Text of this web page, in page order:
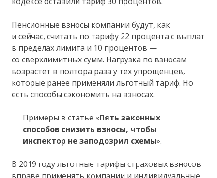
Пенсионные взносы компании будут, как
и сейчас, считать по тарифу 22 процента с выплат
в пределах лимита и 10 процентов —
со сверхлимитных сумм. Нагрузка по взносам
возрастет в полтора раза у тех упрощенцев,
которые ранее применяли льготный тариф. Но
есть способы сэкономить на взносах.
Примеры в статье «Пять законных
способов снизить взносы, чтобы
инспектор не заподозрил схемы».
В 2019 году льготные тарифы страховых взносов
вправе применять компании и индивидуальные